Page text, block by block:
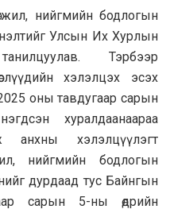
нийгмийн бодлогын
Улсын Их Хурлын
Тэрбээр
хэлэлцэх эсэх
оны тавдугаар сарын
хуралдаанаараа
анхны хэлэлцүүлэгт
нийгмийн бодлогын
дурдаад тус Байнгын
сарын 5-ны өдрийн